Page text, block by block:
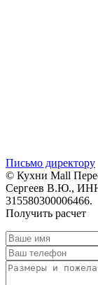
Письмо директору
© Кухни Mall
Сергеев В.Ю.,
315580300006466.
Получить расчет